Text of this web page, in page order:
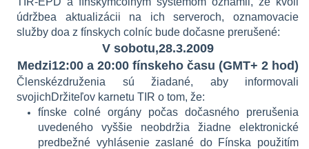
údržbea aktualizácii na ich serveroch, oznamovacie
služby doa z fínskych colníc bude dočasne prerušené:
V sobotu,28.3.2009
Medzi12:00 a 20:00 fínskeho času (GMT+ 2 hod)
Členskézdruženia sú žiadané, aby informovali
svojichDržiteľov karnetu TIR o tom, že:
fínske colné orgány počas dočasného prerušenia
uvedeného vyššie neobdržia žiadne elektronické
predbežné vyhlásenie zaslané do Fínska použitím